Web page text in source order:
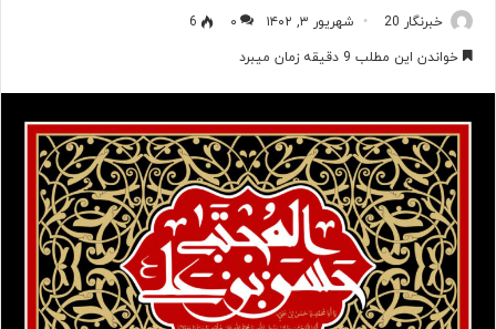
خبرنگار 20 شهریور ۳, ۱۴۰۲ ۰
6
خواندن این مطلب 9 دقیقه زمان میبرد